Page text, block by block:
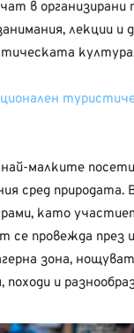
в организирани
лекции и
малките
сред
като
се провежда през
зона,
походи и